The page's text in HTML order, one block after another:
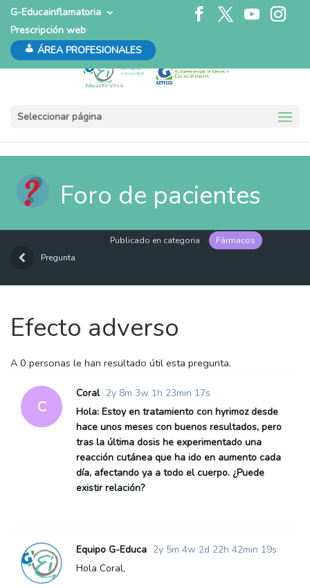
G-Educainflamatoria
Prescripción web
ÁREA PROFESIONALES
Seleccionar página
Foro de pacientes
Pregunta
Publicado en categoria Fármacos
Efecto adverso
A 0 personas le han resultado útil esta pregunta.
C
Coral 2y 8m 3w 1h 23min 17s
Hola: Estoy en tratamiento con hyrimoz desde
hace unos meses con buenos resultados, pero
tras la última dosis he experimentado una
reacción cutánea que ha ido en aumento cada
día, afectando ya a todo el cuerpo. ¿Puede
existir relación?
Equipo G-Educa 2y 5m 4w 2d 22h 42min 19s
Hola Coral,